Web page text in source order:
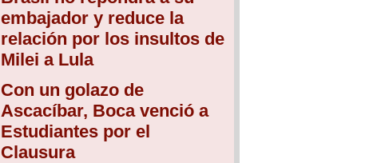
embajador y reduce la
relación por los insultos de
Milei a Lula
Con un golazo de
Ascacíbar, Boca venció a
Estudiantes por el
Clausura